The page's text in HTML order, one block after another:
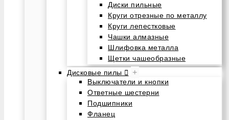
Диски пильные
Круги отрезные по металлу
Круги лепестковые
Чашки алмазные
Шлифовка металла
Щетки чашеобразные
Дисковые пилы
+
Выключатели и кнопки
Ответные шестерни
Подшипники
Фланец